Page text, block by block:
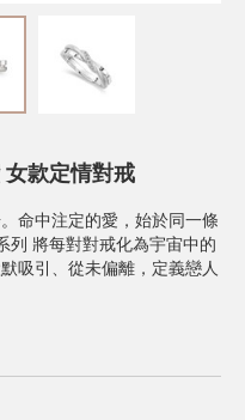
女款定情對戒
命中注定的愛，始於同一條
列 將每對對戒化為宇宙中的
吸引、從未偏離，定義戀人